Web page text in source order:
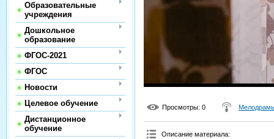
Образовательные
учреждения
Дошкольное
образование
ФГОС-2021
ФГОС
Новости
Целевое обучение
Дистанционное
обучение
Просмотры: 0
Описание материала: